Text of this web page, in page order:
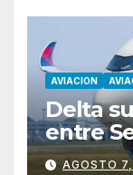
AVIACION
Delta
entre
desde
AGOSTO